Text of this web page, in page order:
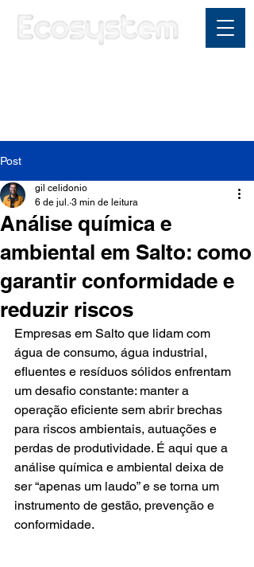
Post
Análise química e
ambiental em Salto: como
garantir conformidade e
reduzir riscos
gil celidonio
6 de jul. 3 min de leitura
Empresas em Salto que lidam com
água de consumo, água industrial,
efluentes e resíduos sólidos enfrentam
um desafio constante: manter a
operação eficiente sem abrir brechas
para riscos ambientais, autuações e
perdas de produtividade. É aqui que a
análise química e ambiental deixa de
ser “apenas um laudo” e se torna um
instrumento de gestão, prevenção e
conformidade.